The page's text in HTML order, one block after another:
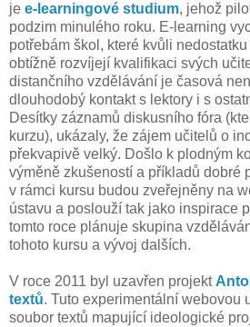
je e-learningové studium, jehož
podzim minulého roku. E-learning
potřebám škol, které kvůli
obtížně rozvíjejí kvalifikaci svých
distančního vzdělávání je časová
dlouhodobý kontakt s lektory i s
Desítky záznamů diskusního fóra
kurzu), ukázaly, že zájem učitelů o
překvapivě velký. Došlo k plodným
výměně zkušeností a příkladů dobré
v rámci kursu budou zveřejněny na
ústavu a poslouží tak jako inspirace
tomto roce plánuje skupina
tohoto kursu a vývoj dalších.
V roce 2011 byl uzavřen projekt
textů. Tuto experimentální webovou
soubor textů mapující ideologické